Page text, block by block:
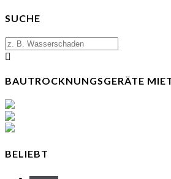
SUCHE
BAUTROCKNUNGSGERÄTE
BELIEBT